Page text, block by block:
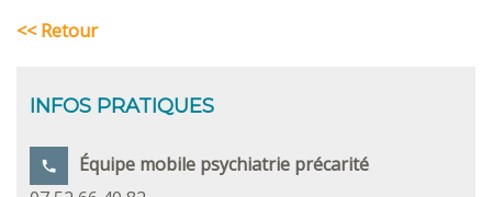
<< Retour
INFOS PRATIQUES
Équipe mobile psychiatrie précarité